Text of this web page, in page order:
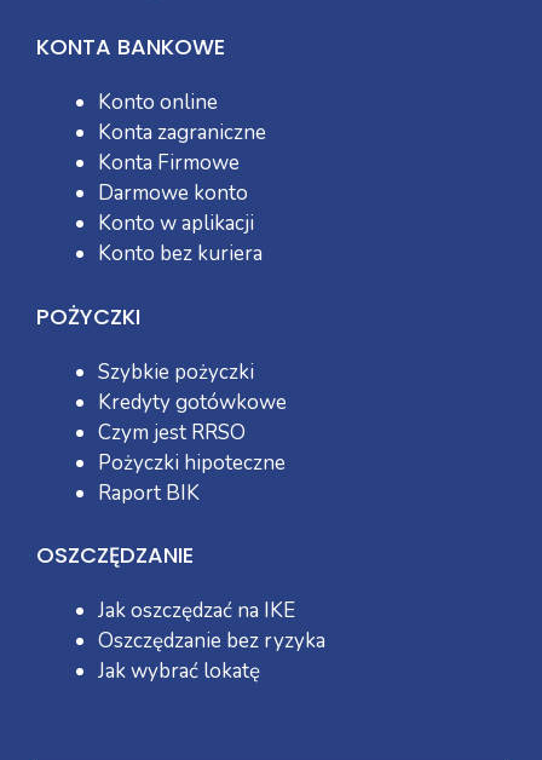
KONTA BANKOWE
Konto online
Konta zagraniczne
Konta Firmowe
Darmowe konto
Konto w aplikacji
Konto bez kuriera
POŻYCZKI
Szybkie pożyczki
Kredyty gotówkowe
Czym jest RRSO
Pożyczki hipoteczne
Raport BIK
OSZCZĘDZANIE
Jak oszczędzać na IKE
Oszczędzanie bez ryzyka
Jak wybrać lokatę